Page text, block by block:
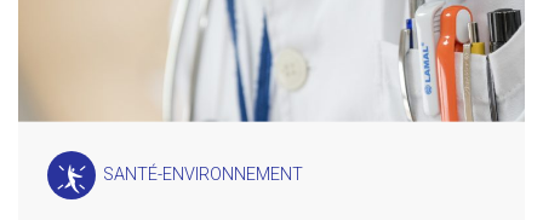
SANTÉ-ENVIRONNEMENT